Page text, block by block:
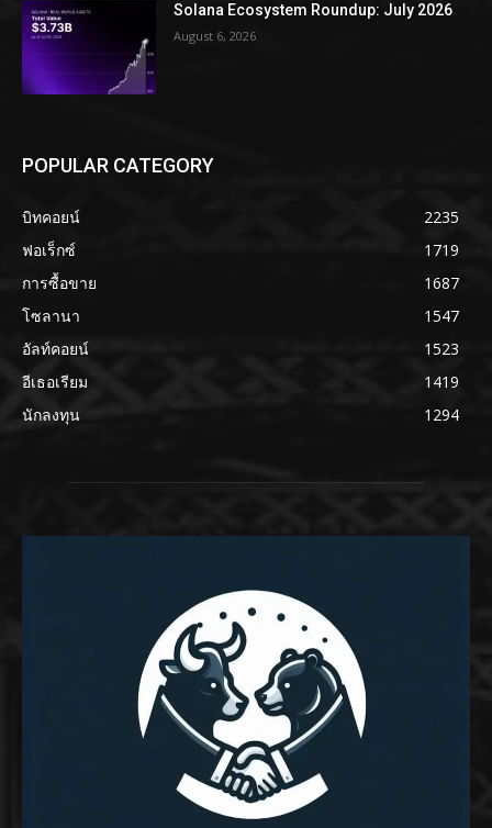
Solana Ecosystem Roundup: July 2026
August 6, 2026
POPULAR CATEGORY
บิทคอยน์
2235
ฟอเร็กซ์
1719
การซื้อขาย
1687
โซลานา
1547
อัลท์คอยน์
1523
อีเธอเรียม
1419
นักลงทุน
1294